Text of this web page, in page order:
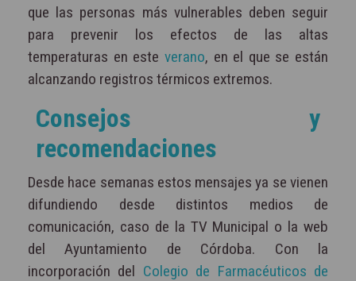
que las personas más vulnerables deben seguir
para prevenir los efectos de las altas
temperaturas en este verano, en el que se están
alcanzando registros térmicos extremos.
Consejos y
recomendaciones
Desde hace semanas estos mensajes ya se vienen
difundiendo desde distintos medios de
comunicación, caso de la TV Municipal o la web
del Ayuntamiento de Córdoba. Con la
incorporación del Colegio de Farmacéuticos de